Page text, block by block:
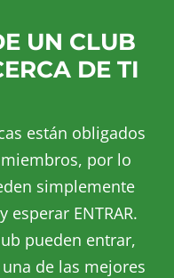
UN CLUB
DE TI
están obligados
por lo
simplemente
ENTRAR.
pueden entrar,
de las mejores